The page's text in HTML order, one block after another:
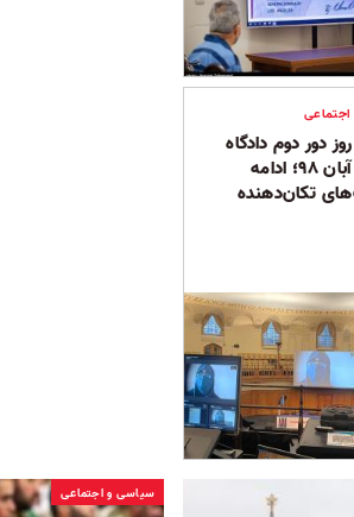
دور دوم دادگاه
مردمی آبان ۹۸؛ ادامه
تکان‌دهنده
سیاسی و اجتماعی